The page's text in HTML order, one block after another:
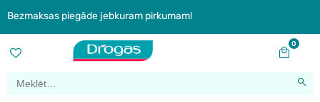
Bezmaksas piegāde jebkuram pirkumam!
0